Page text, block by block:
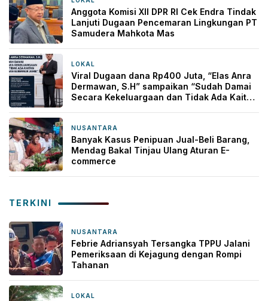
Anggota Komisi XII DPR RI Cek Endra Tindak
Lanjuti Dugaan Pencemaran Lingkungan PT
Samudera Mahkota Mas
LOKAL
Viral Dugaan dana Rp400 Juta, “Elas Anra
Dermawan, S.H” sampaikan “Sudah Damai
Secara Kekeluargaan dan Tidak Ada Kaitan
NUSANTARA
Banyak Kasus Penipuan Jual-Beli Barang,
Mendag Bakal Tinjau Ulang Aturan E-
commerce
TERKINI
NUSANTARA
Febrie Adriansyah Tersangka TPPU Jalani
Pemeriksaan di Kejagung dengan Rompi
Tahanan
LOKAL